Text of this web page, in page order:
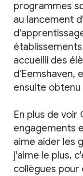
programmes
au lancement
accueilli des
d'Eemshaven,
ensuite obtenu
En plus de
engagements
aime aider les
j'aime le plus,
collègues pour